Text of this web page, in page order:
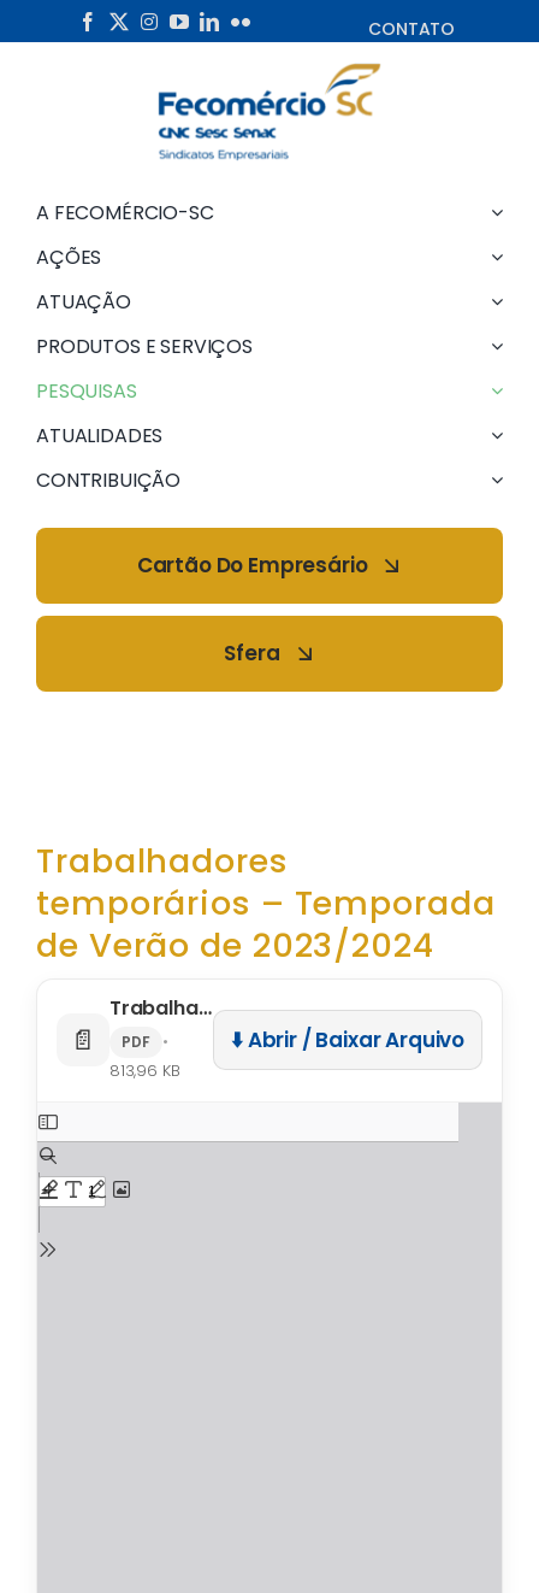
to
CONTATO
A FECOMÉRCIO-SC
AÇÕES
ATUAÇÃO
PRODUTOS E SERVIÇOS
PESQUISAS
ATUALIDADES
CONTRIBUIÇÃO
Cartão Do Empresário
Sfera
Trabalhadores
temporários – Temporada
de Verão de 2023/2024
📄
Trabalhadores temporários – Temporada de Verão de 2023/2024
PDF
•
813,96 KB
⬇️ Abrir / Baixar Arquivo